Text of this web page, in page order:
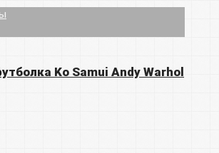
Ko Samui Andy Warhol